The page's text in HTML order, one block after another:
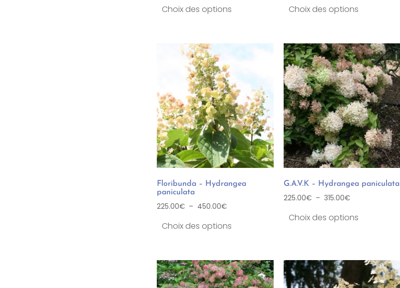
Choix des options Choix des options
Floribunda – Hydrangea
paniculata
225.00€ – 450.00€
Choix des options
G.A.V.K – Hydrangea paniculata
225.00€ – 315.00€
Choix des options